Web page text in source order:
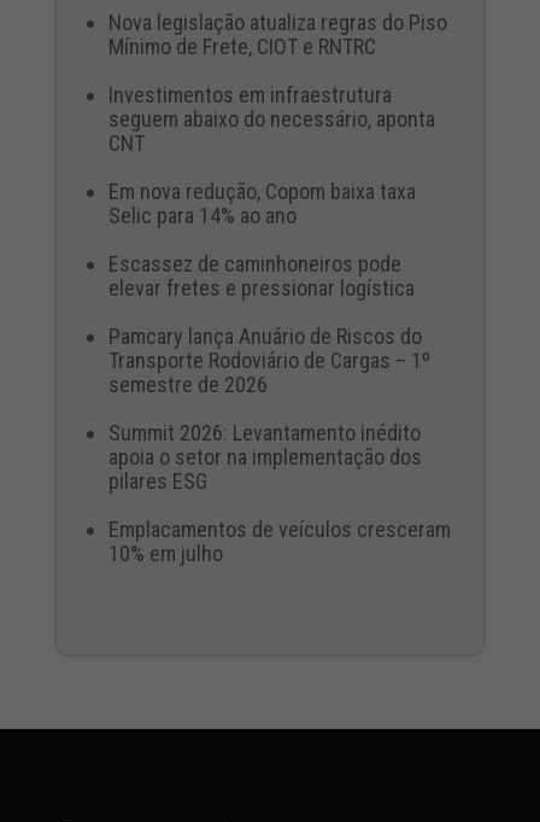
Nova legislação atualiza regras do Piso
Mínimo de Frete, CIOT e RNTRC
Investimentos em infraestrutura
seguem abaixo do necessário, aponta
CNT
Em nova redução, Copom baixa taxa
Selic para 14% ao ano
Escassez de caminhoneiros pode
elevar fretes e pressionar logística
Pamcary lança Anuário de Riscos do
Transporte Rodoviário de Cargas – 1º
semestre de 2026
Summit 2026: Levantamento inédito
apoia o setor na implementação dos
pilares ESG
Emplacamentos de veículos cresceram
10% em julho